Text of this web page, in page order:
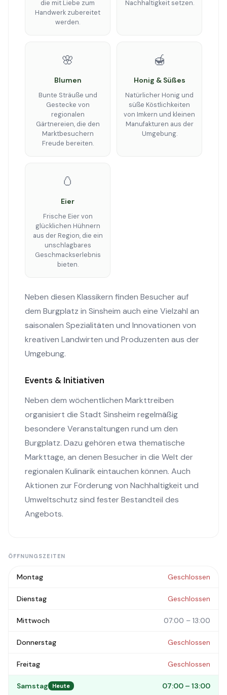
die mit Liebe zum
Handwerk zubereitet
werden.
Nachhaltigkeit setzen.
🌸
Blumen
Bunte Sträuße und
Gestecke von
regionalen
Gärtnereien, die den
Marktbesuchern
Freude bereiten.
🍯
Honig & Süßes
Natürlicher Honig und
süße Köstlichkeiten
von Imkern und kleinen
Manufakturen aus der
Umgebung.
🥚
Eier
Frische Eier von
glücklichen Hühnern
aus der Region, die ein
unschlagbares
Geschmackserlebnis
bieten.
Neben diesen Klassikern finden Besucher auf
dem Burgplatz in Sinsheim auch eine Vielzahl an
saisonalen Spezialitäten und Innovationen von
kreativen Landwirten und Produzenten aus der
Umgebung.
Events & Initiativen
Neben dem wöchentlichen Markttreiben
organisiert die Stadt Sinsheim regelmäßig
besondere Veranstaltungen rund um den
Burgplatz. Dazu gehören etwa thematische
Markttage, an denen Besucher in die Welt der
regionalen Kulinarik eintauchen können. Auch
Aktionen zur Förderung von Nachhaltigkeit und
Umweltschutz sind fester Bestandteil des
Angebots.
ÖFFNUNGSZEITEN
Montag Geschlossen
Dienstag Geschlossen
Mittwoch 07:00 – 13:00
Donnerstag Geschlossen
Freitag Geschlossen
Samstag Heute 07:00 – 13:00